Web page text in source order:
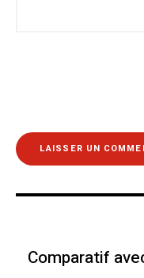
Comparatif